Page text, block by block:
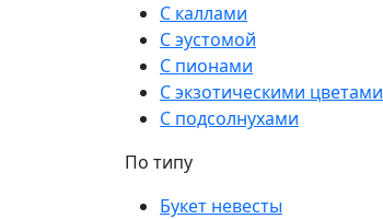
С каллами
С эустомой
С пионами
С экзотическими цветами
С подсолнухами
По типу
Букет невесты